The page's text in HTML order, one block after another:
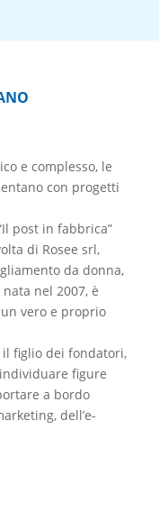
e complesso, le
con progetti
post in fabbrica”
di Rosee srl,
da donna,
nel 2007, è
vero e proprio
figlio dei fondatori,
figure
a bordo
dell’e-